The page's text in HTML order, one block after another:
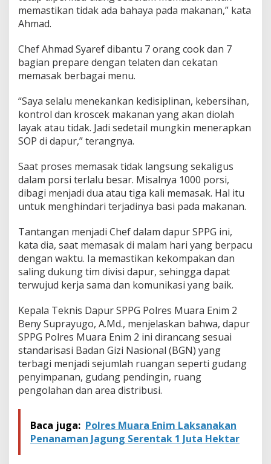
memastikan tidak ada bahaya pada makanan,” kata
Ahmad.
Chef Ahmad Syaref dibantu 7 orang cook dan 7
bagian prepare dengan telaten dan cekatan
memasak berbagai menu.
“Saya selalu menekankan kedisiplinan, kebersihan,
kontrol dan kroscek makanan yang akan diolah
layak atau tidak. Jadi sedetail mungkin menerapkan
SOP di dapur,” terangnya.
Saat proses memasak tidak langsung sekaligus
dalam porsi terlalu besar. Misalnya 1000 porsi,
dibagi menjadi dua atau tiga kali memasak. Hal itu
untuk menghindari terjadinya basi pada makanan.
Tantangan menjadi Chef dalam dapur SPPG ini,
kata dia, saat memasak di malam hari yang berpacu
dengan waktu. Ia memastikan kekompakan dan
saling dukung tim divisi dapur, sehingga dapat
terwujud kerja sama dan komunikasi yang baik.
Kepala Teknis Dapur SPPG Polres Muara Enim 2
Beny Suprayugo, A.Md., menjelaskan bahwa, dapur
SPPG Polres Muara Enim 2 ini dirancang sesuai
standarisasi Badan Gizi Nasional (BGN) yang
terbagi menjadi sejumlah ruangan seperti gudang
penyimpanan, gudang pendingin, ruang
pengolahan dan area distribusi.
Baca juga: Polres Muara Enim Laksanakan
Penanaman Jagung Serentak 1 Juta Hektar